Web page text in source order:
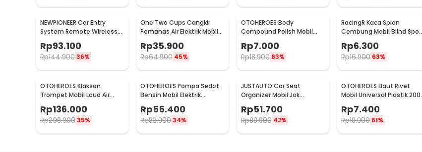
NEWPIONEER Car Entry
System Remote Wireless
12V Door Lock Mobil - CK18
Rp93.100
Rp144.900 36%
One Two Cups Cangkir
Pemanas Air Elektrik Mobil
Travel Mug 450ml - NJ88
Rp35.900
Rp64.900 45%
OTOHEROES Body
Compound Polish Mobil
with Spons - YYC-508
Rp7.000
Rp18.900 63%
RacingR Kaca Spion
Cembung Mobil Blind Spot
Wide Angle 50mm 2 Pcs -
J0027
Rp6.300
Rp16.900 63%
OTOHEROES Klakson
Trompet Mobil Loud Air
Horn 150dB 12V - JD4001
Rp136.000
Rp208.900 35%
OTOHEROES Pompa Sedot
Bensin Mobil Elektrik
12V - CT-14
Rp55.400
Rp83.90034%
JUSTAUTO Car Seat
Organizer Mobil Jok
Barang Tisu - Z-354
Rp51.700
Rp88.900 42%
OTOHEROES Baut Rivet
Mobil Universal Plastik 200
Rp7.400
Rp18.900 61%